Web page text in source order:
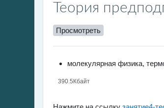
Теория
Просмотреть
молекулярная физика,
390.5Кбайт